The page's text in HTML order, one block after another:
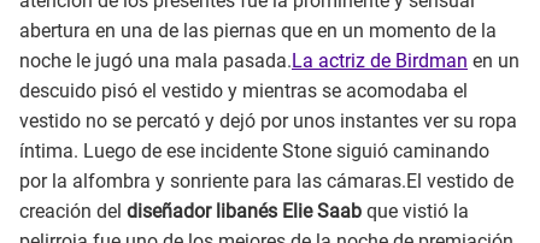
abertura en una de las piernas que en un momento de la
noche le jugó una mala pasada.La actriz de Birdman en un
descuido pisó el vestido y mientras se acomodaba el
vestido no se percató y dejó por unos instantes ver su ropa
íntima. Luego de ese incidente Stone siguió caminando
por la alfombra y sonriente para las cámaras.El vestido de
creación del diseñador libanés Elie Saab que vistió la